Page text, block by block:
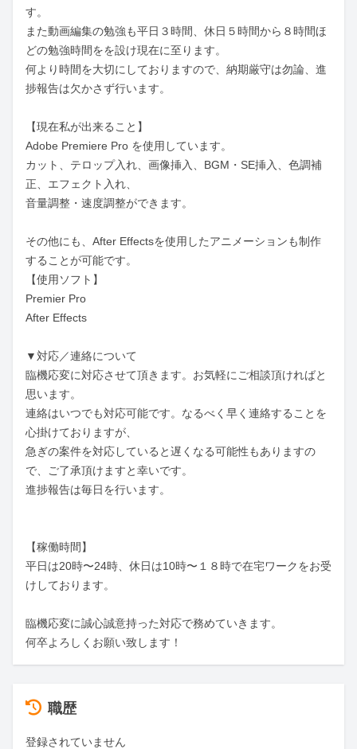
す。
また動画編集の勉強も平日３時間、休日５時間から８時間ほ
どの勉強時間をを設け現在に至ります。
何より時間を大切にしておりますので、納期厳守は勿論、進
捗報告は欠かさず行います。
【現在私が出来ること】
Adobe Premiere Pro を使用しています。
カット、テロップ入れ、画像挿入、BGM・SE挿入、色調補
正、エフェクト入れ、
音量調整・速度調整ができます。
その他にも、After Effectsを使用したアニメーションも制作
することが可能です。
【使用ソフト】
Premier Pro
After Effects
▼対応／連絡について
臨機応変に対応させて頂きます。お気軽にご相談頂ければと
思います。
連絡はいつでも対応可能です。なるべく早く連絡することを
心掛けておりますが、
急ぎの案件を対応していると遅くなる可能性もありますの
で、ご了承頂けますと幸いです。
進捗報告は毎日を行います。
【稼働時間】
平日は20時〜24時、休日は10時〜１８時で在宅ワークをお受
けしております。
臨機応変に誠心誠意持った対応で務めていきます。
何卒よろしくお願い致します！
職歴
登録されていません